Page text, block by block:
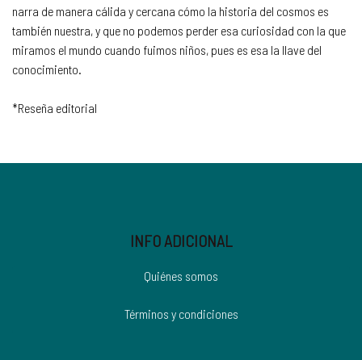
narra de manera cálida y cercana cómo la historia del cosmos es
también nuestra, y que no podemos perder esa curiosidad con la que
miramos el mundo cuando fuimos niños, pues es esa la llave del
conocimiento.
*Reseña editorial
INFO ADICIONAL
Quiénes somos
Términos y condiciones